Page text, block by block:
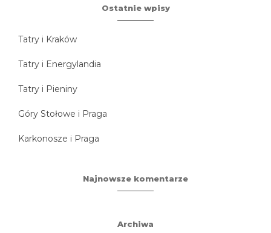
Ostatnie wpisy
Tatry i Kraków
Tatry i Energylandia
Tatry i Pieniny
Góry Stołowe i Praga
Karkonosze i Praga
Najnowsze komentarze
Archiwa